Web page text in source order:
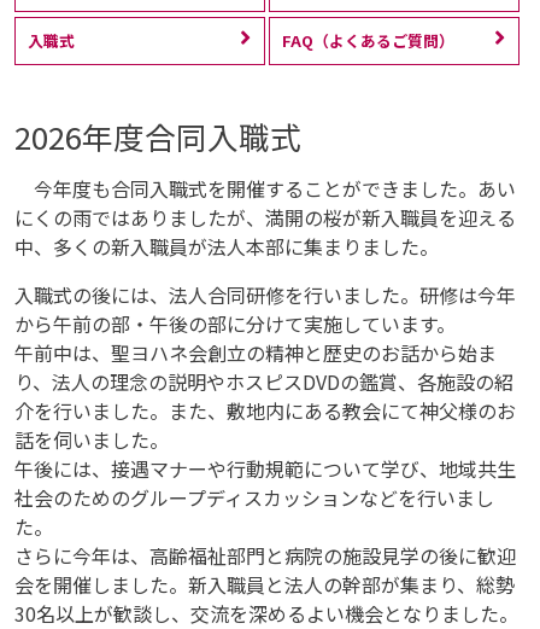
入職式 FAQ（よくあるご質問）
2026年度合同入職式
今年度も合同入職式を開催することができました。あい
にくの雨ではありましたが、満開の桜が新入職員を迎える
中、多くの新入職員が法人本部に集まりました。
入職式の後には、法人合同研修を行いました。研修は今年
から午前の部・午後の部に分けて実施しています。
午前中は、聖ヨハネ会創立の精神と歴史のお話から始ま
り、法人の理念の説明やホスピスDVDの鑑賞、各施設の紹
介を行いました。また、敷地内にある教会にて神父様のお
話を伺いました。
午後には、接遇マナーや行動規範について学び、地域共生
社会のためのグループディスカッションなどを行いまし
た。
さらに今年は、高齢福祉部門と病院の施設見学の後に歓迎
会を開催しました。新入職員と法人の幹部が集まり、総勢
30名以上が歓談し、交流を深めるよい機会となりました。